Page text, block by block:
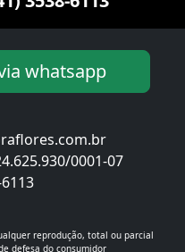
whatsapp
0001-07
reprodução, total ou parcial
defesa do consumidor